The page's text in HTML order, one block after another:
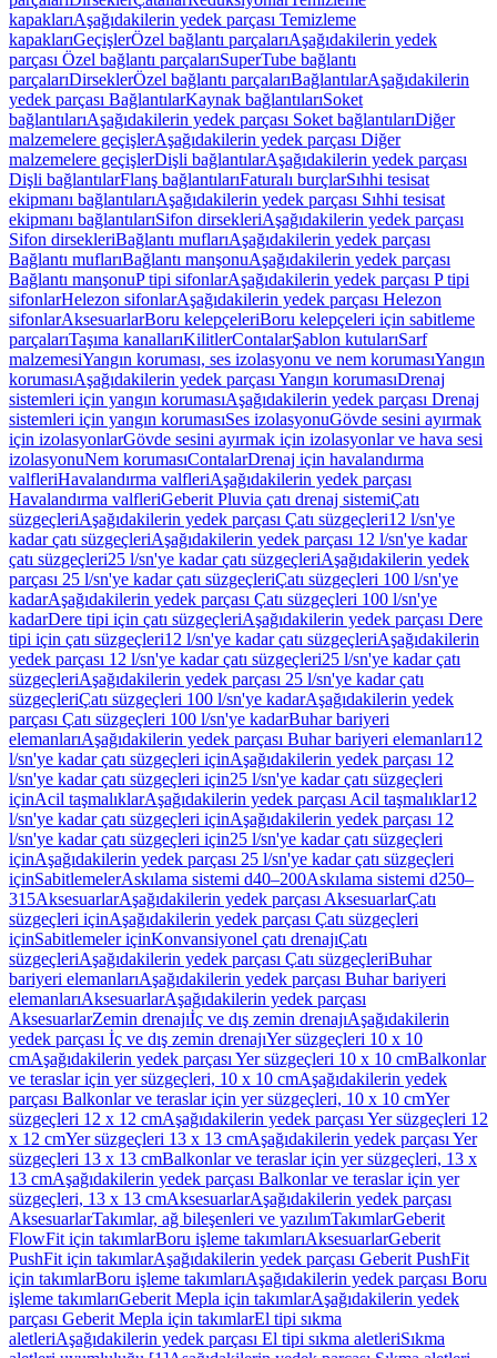
kapaklarıAşağıdakilerin yedek parçası Temizleme
kapaklarıGeçişlerÖzel bağlantı parçalarıAşağıdakilerin yedek
parçası Özel bağlantı parçalarıSuperTube bağlantı
parçalarıDirseklerÖzel bağlantı parçalarıBağlantılarAşağıdakilerin
yedek parçası BağlantılarKaynak bağlantılarıSoket
bağlantılarıAşağıdakilerin yedek parçası Soket bağlantılarıDiğer
malzemelere geçişlerAşağıdakilerin yedek parçası Diğer
malzemelere geçişlerDişli bağlantılarAşağıdakilerin yedek parçası
Dişli bağlantılarFlanş bağlantılarıFaturalı burçlarSıhhi tesisat
ekipmanı bağlantılarıAşağıdakilerin yedek parçası Sıhhi tesisat
ekipmanı bağlantılarıSifon dirsekleriAşağıdakilerin yedek parçası
Sifon dirsekleriBağlantı muflarıAşağıdakilerin yedek parçası
Bağlantı muflarıBağlantı manşonuAşağıdakilerin yedek parçası
Bağlantı manşonuP tipi sifonlarAşağıdakilerin yedek parçası P tipi
sifonlarHelezon sifonlarAşağıdakilerin yedek parçası Helezon
sifonlarAksesuarlarBoru kelepçeleriBoru kelepçeleri için sabitleme
parçalarıTaşıma kanallarıKilitlerContalarŞablon kutularıSarf
malzemesiYangın koruması, ses izolasyonu ve nem korumasıYangın
korumasıAşağıdakilerin yedek parçası Yangın korumasıDrenaj
sistemleri için yangın korumasıAşağıdakilerin yedek parçası Drenaj
sistemleri için yangın korumasıSes izolasyonuGövde sesini ayırmak
için izolasyonlarGövde sesini ayırmak için izolasyonlar ve hava sesi
izolasyonuNem korumasıContalarDrenaj için havalandırma
valfleriHavalandırma valfleriAşağıdakilerin yedek parçası
Havalandırma valfleriGeberit Pluvia çatı drenaj sistemiÇatı
süzgeçleriAşağıdakilerin yedek parçası Çatı süzgeçleri12 l/sn'ye
kadar çatı süzgeçleriAşağıdakilerin yedek parçası 12 l/sn'ye kadar
çatı süzgeçleri25 l/sn'ye kadar çatı süzgeçleriAşağıdakilerin yedek
parçası 25 l/sn'ye kadar çatı süzgeçleriÇatı süzgeçleri 100 l/sn'ye
kadarAşağıdakilerin yedek parçası Çatı süzgeçleri 100 l/sn'ye
kadarDere tipi için çatı süzgeçleriAşağıdakilerin yedek parçası Dere
tipi için çatı süzgeçleri12 l/sn'ye kadar çatı süzgeçleriAşağıdakilerin
yedek parçası 12 l/sn'ye kadar çatı süzgeçleri25 l/sn'ye kadar çatı
süzgeçleriAşağıdakilerin yedek parçası 25 l/sn'ye kadar çatı
süzgeçleriÇatı süzgeçleri 100 l/sn'ye kadarAşağıdakilerin yedek
parçası Çatı süzgeçleri 100 l/sn'ye kadarBuhar bariyeri
elemanlarıAşağıdakilerin yedek parçası Buhar bariyeri elemanları12
l/sn'ye kadar çatı süzgeçleri içinAşağıdakilerin yedek parçası 12
l/sn'ye kadar çatı süzgeçleri için25 l/sn'ye kadar çatı süzgeçleri
içinAcil taşmalıklarAşağıdakilerin yedek parçası Acil taşmalıklar12
l/sn'ye kadar çatı süzgeçleri içinAşağıdakilerin yedek parçası 12
l/sn'ye kadar çatı süzgeçleri için25 l/sn'ye kadar çatı süzgeçleri
içinAşağıdakilerin yedek parçası 25 l/sn'ye kadar çatı süzgeçleri
içinSabitlemelerAskılama sistemi d40–200Askılama sistemi d250–
315AksesuarlarAşağıdakilerin yedek parçası AksesuarlarÇatı
süzgeçleri içinAşağıdakilerin yedek parçası Çatı süzgeçleri
içinSabitlemeler içinKonvansiyonel çatı drenajıÇatı
süzgeçleriAşağıdakilerin yedek parçası Çatı süzgeçleriBuhar
bariyeri elemanlarıAşağıdakilerin yedek parçası Buhar bariyeri
elemanlarıAksesuarlarAşağıdakilerin yedek parçası
AksesuarlarZemin drenajıİç ve dış zemin drenajıAşağıdakilerin
yedek parçası İç ve dış zemin drenajıYer süzgeçleri 10 x 10
cmAşağıdakilerin yedek parçası Yer süzgeçleri 10 x 10 cmBalkonlar
ve teraslar için yer süzgeçleri, 10 x 10 cmAşağıdakilerin yedek
parçası Balkonlar ve teraslar için yer süzgeçleri, 10 x 10 cmYer
süzgeçleri 12 x 12 cmAşağıdakilerin yedek parçası Yer süzgeçleri 12
x 12 cmYer süzgeçleri 13 x 13 cmAşağıdakilerin yedek parçası Yer
süzgeçleri 13 x 13 cmBalkonlar ve teraslar için yer süzgeçleri, 13 x
13 cmAşağıdakilerin yedek parçası Balkonlar ve teraslar için yer
süzgeçleri, 13 x 13 cmAksesuarlarAşağıdakilerin yedek parçası
AksesuarlarTakımlar, ağ bileşenleri ve yazılımTakımlarGeberit
FlowFit için takımlarBoru işleme takımlarıAksesuarlarGeberit
PushFit için takımlarAşağıdakilerin yedek parçası Geberit PushFit
için takımlarBoru işleme takımlarıAşağıdakilerin yedek parçası Boru
işleme takımlarıGeberit Mepla için takımlarAşağıdakilerin yedek
parçası Geberit Mepla için takımlarEl tipi sıkma
aletleriAşağıdakilerin yedek parçası El tipi sıkma aletleriSıkma